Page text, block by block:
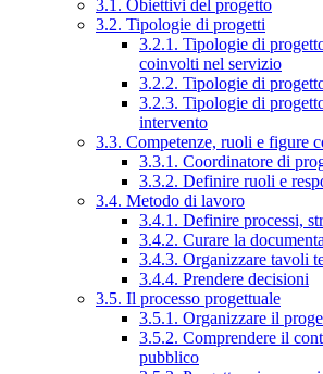
3.1. Obiettivi del progetto
3.2. Tipologie di progetti
3.2.1. Tipologie di
coinvolti nel servizio
3.2.2. Tipologie di
3.2.3. Tipologie di
intervento
3.3. Competenze, ruoli e figure
3.3.1. Coordinatore di
3.3.2. Definire ruoli e
3.4. Metodo di lavoro
3.4.1. Definire processi,
3.4.2. Curare la
3.4.3. Organizzare tavoli
3.4.4. Prendere decisioni
3.5. Il processo progettuale
3.5.1. Organizzare il
3.5.2. Comprendere il
pubblico